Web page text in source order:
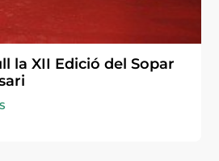
la XII Edició del Sopar